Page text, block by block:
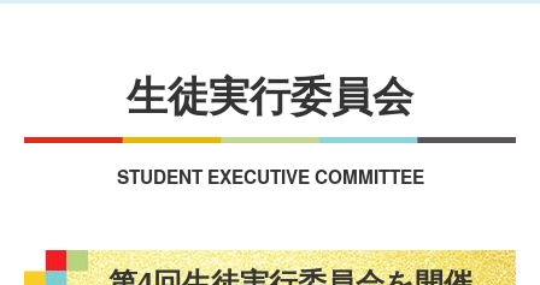
生徒実行委員会
STUDENT EXECUTIVE COMMITTEE